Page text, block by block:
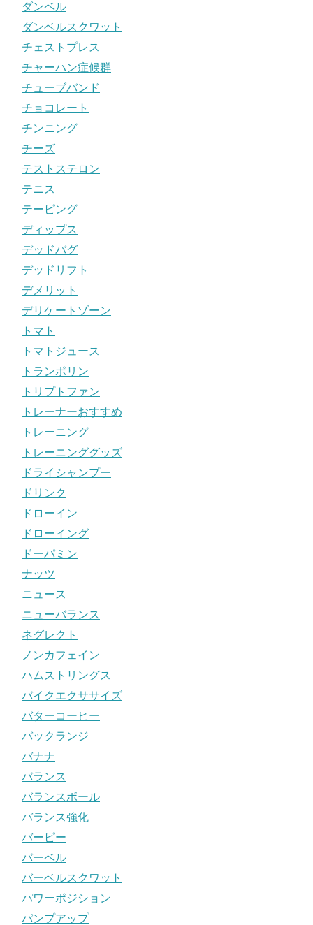
ダンベル
ダンベルスクワット
チェストプレス
チャーハン症候群
チューブバンド
チョコレート
チンニング
チーズ
テストステロン
テニス
テーピング
ディップス
デッドバグ
デッドリフト
デメリット
デリケートゾーン
トマト
トマトジュース
トランポリン
トリプトファン
トレーナーおすすめ
トレーニング
トレーニンググッズ
ドライシャンプー
ドリンク
ドローイン
ドローイング
ドーパミン
ナッツ
ニュース
ニューバランス
ネグレクト
ノンカフェイン
ハムストリングス
バイクエクササイズ
バターコーヒー
バックランジ
バナナ
バランス
バランスボール
バランス強化
バーピー
バーベル
バーベルスクワット
パワーポジション
パンプアップ